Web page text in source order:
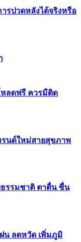
รปวดหลังได้จริงหรือ
หลดฟรี ควรมีติด
รนด์ใหม่สายสุขภาพ
ธรรมชาติ ตาตื่น ชื่น
น ลดหวัด เพิ่มภูมิ